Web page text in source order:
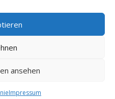
ansehen
Impressum
16
-Impressum